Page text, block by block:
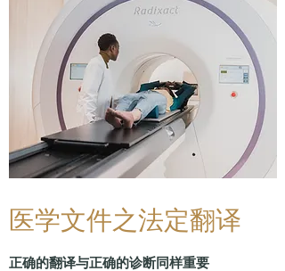
医学文件之法定翻译
正确的翻译与正确的诊断同样重要